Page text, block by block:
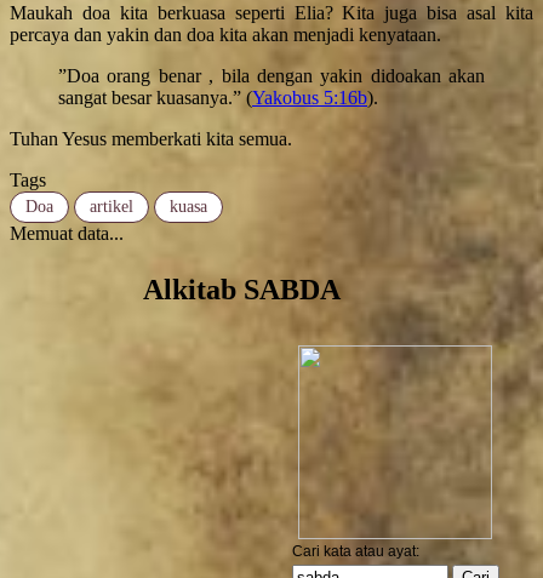
Maukah doa kita berkuasa seperti Elia? Kita juga bisa asal kita
percaya dan yakin dan doa kita akan menjadi kenyataan.
”Doa orang benar , bila dengan yakin didoakan akan
sangat besar kuasanya.” (Yakobus 5:16b).
Tuhan Yesus memberkati kita semua.
Tags
Doa artikel kuasa
Memuat data...